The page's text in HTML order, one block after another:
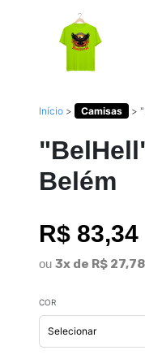
Início > Camisas >
Belém
R$ 83,34
ou 3x de R$ 27,78
COR